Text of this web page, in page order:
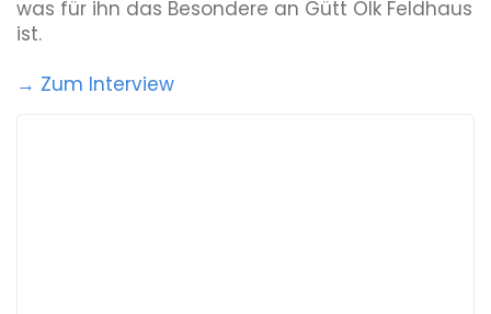
was für ihn das Besondere an Gütt Olk Feldhaus
ist.
→ Zum Interview